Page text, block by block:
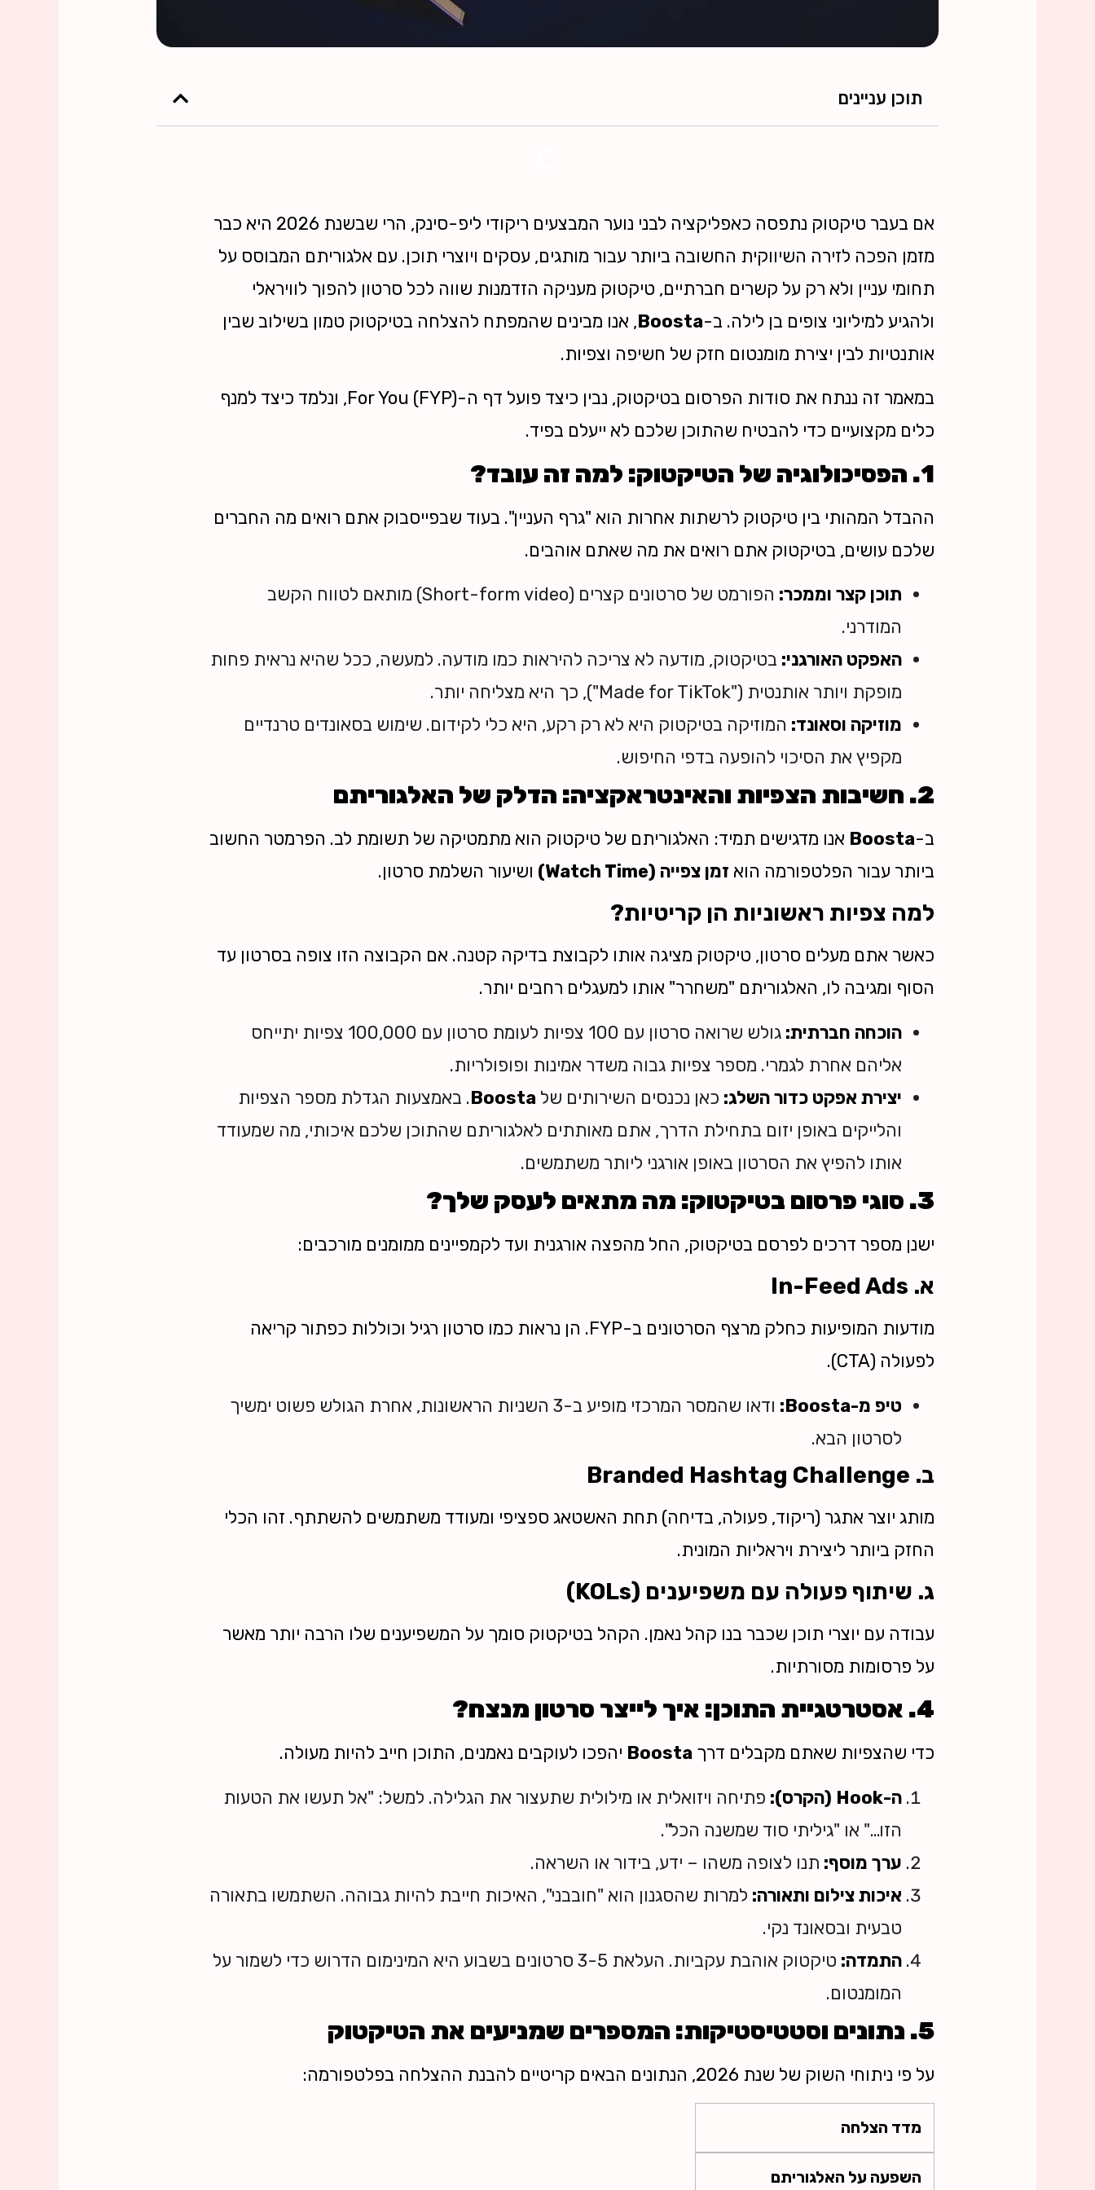
תוכן עניינים
אם בעבר טיקטוק נתפסה כאפליקציה לבני נוער המבצעים ריקודי ליפ-סינק, הרי שבשנת 2026 היא כבר
מזמן הפכה לזירה השיווקית החשובה ביותר עבור מותגים, עסקים ויוצרי תוכן. עם אלגוריתם המבוסס על
תחומי עניין ולא רק על קשרים חברתיים, טיקטוק מעניקה הזדמנות שווה לכל סרטון להפוך לוויראלי
ולהגיע למיליוני צופים בן לילה. ב-Boosta, אנו מבינים שהמפתח להצלחה בטיקטוק טמון בשילוב שבין
אותנטיות לבין יצירת מומנטום חזק של חשיפה וצפיות.
במאמר זה ננתח את סודות הפרסום בטיקטוק, נבין כיצד פועל דף ה-For You (FYP), ונלמד כיצד למנף
כלים מקצועיים כדי להבטיח שהתוכן שלכם לא ייעלם בפיד.
1. הפסיכולוגיה של הטיקטוק: למה זה עובד?
ההבדל המהותי בין טיקטוק לרשתות אחרות הוא "גרף העניין". בעוד שבפייסבוק אתם רואים מה החברים
שלכם עושים, בטיקטוק אתם רואים את מה שאתם אוהבים.
תוכן קצר וממכר:
הפורמט של סרטונים קצרים (Short-form video) מותאם לטווח הקשב
המודרני.
האפקט האורגני: בטיקטוק, מודעה לא צריכה להיראות כמו מודעה. למעשה, ככל שהיא נראית פחות
מופקת ויותר אותנטית ("Made for TikTok"), כך היא מצליחה יותר.
מוזיקה וסאונד: המוזיקה בטיקטוק היא לא רק רקע, היא כלי לקידום. שימוש בסאונדים טרנדיים
מקפיץ את הסיכוי להופעה בדפי החיפוש.
2. חשיבות הצפיות והאינטראקציה: הדלק של האלגוריתם
ב-Boosta אנו מדגישים תמיד: האלגוריתם של טיקטוק הוא מתמטיקה של תשומת לב. הפרמטר החשוב
ביותר עבור הפלטפורמה הוא זמן צפייה (Watch Time) ושיעור השלמת סרטון.
למה צפיות ראשוניות הן קריטיות?
כאשר אתם מעלים סרטון, טיקטוק מציגה אותו לקבוצת בדיקה קטנה. אם הקבוצה הזו צופה בסרטון עד
הסוף ומגיבה לו, האלגוריתם "משחרר" אותו למעגלים רחבים יותר.
הוכחה חברתית:
גולש שרואה סרטון עם 100 צפיות לעומת סרטון עם 100,000 צפיות יתייחס
אליהם אחרת לגמרי. מספר צפיות גבוה משדר אמינות ופופולריות.
יצירת אפקט כדור השלג: כאן נכנסים השירותים של Boosta. באמצעות הגדלת מספר הצפיות
והלייקים באופן יזום בתחילת הדרך, אתם מאותתים לאלגוריתם שהתוכן שלכם איכותי, מה שמעודד
אותו להפיץ את הסרטון באופן אורגני ליותר משתמשים.
3. סוגי פרסום בטיקטוק: מה מתאים לעסק שלך?
ישנן מספר דרכים לפרסם בטיקטוק, החל מהפצה אורגנית ועד לקמפיינים ממומנים מורכבים:
א. In-Feed Ads
מודעות המופיעות כחלק מרצף הסרטונים ב-FYP. הן נראות כמו סרטון רגיל וכוללות כפתור קריאה
לפעולה (CTA).
טיפ מ-Boosta:
ודאו שהמסר המרכזי מופיע ב-3 השניות הראשונות, אחרת הגולש פשוט ימשיך
לסרטון הבא.
ב. Branded Hashtag Challenge
מותג יוצר אתגר (ריקוד, פעולה, בדיחה) תחת האשטאג ספציפי ומעודד משתמשים להשתתף. זהו הכלי
החזק ביותר ליצירת ויראליות המונית.
ג. שיתוף פעולה עם משפיענים (KOLs)
עבודה עם יוצרי תוכן שכבר בנו קהל נאמן. הקהל בטיקטוק סומך על המשפיענים שלו הרבה יותר מאשר
על פרסומות מסורתיות.
4. אסטרטגיית התוכן: איך לייצר סרטון מנצח?
כדי שהצפיות שאתם מקבלים דרך Boosta יהפכו לעוקבים נאמנים, התוכן חייב להיות מעולה.
ה-Hook (הקרס):
פתיחה ויזואלית או מילולית שתעצור את הגלילה. למשל: "אל תעשו את הטעות
הזו…" או "גיליתי סוד שמשנה הכל".
ערך מוסף: תנו לצופה משהו – ידע, בידור או השראה.
איכות צילום ותאורה: למרות שהסגנון הוא "חובבני", האיכות חייבת להיות גבוהה. השתמשו בתאורה
טבעית ובסאונד נקי.
התמדה:
טיקטוק אוהבת עקביות. העלאת 3-5 סרטונים בשבוע היא המינימום הדרוש כדי לשמור על
המומנטום.
5. נתונים וסטטיסטיקות: המספרים שמניעים את הטיקטוק
על פי ניתוחי השוק של שנת 2026, הנתונים הבאים קריטיים להבנת ההצלחה בפלטפורמה:
מדד הצלחה
השפעה על האלגוריתם